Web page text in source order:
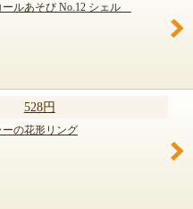
ールあそび No.12 シェル
528円
ーの花形リング